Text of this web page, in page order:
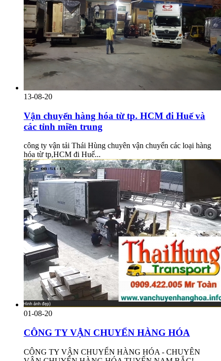
13-08-20
Vận chuyển hàng hóa từ tp. HCM đi Huế và
các tỉnh miền trung
công ty vận tải Thái Hùng chuyên vận chuyển các loại hàng
hóa từ tp,HCM đi Huế...
01-08-20
CÔNG TY VẬN CHUYỂN HÀNG HÓA
CÔNG TY VẬN CHUYỂN HÀNG HÓA - CHUYÊN